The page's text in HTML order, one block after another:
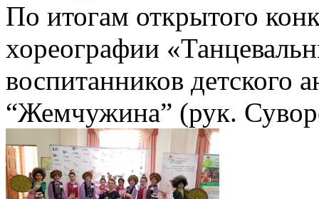
По итогам открытого
хореографии
воспитанников детского
“Жемчужина” (рук.